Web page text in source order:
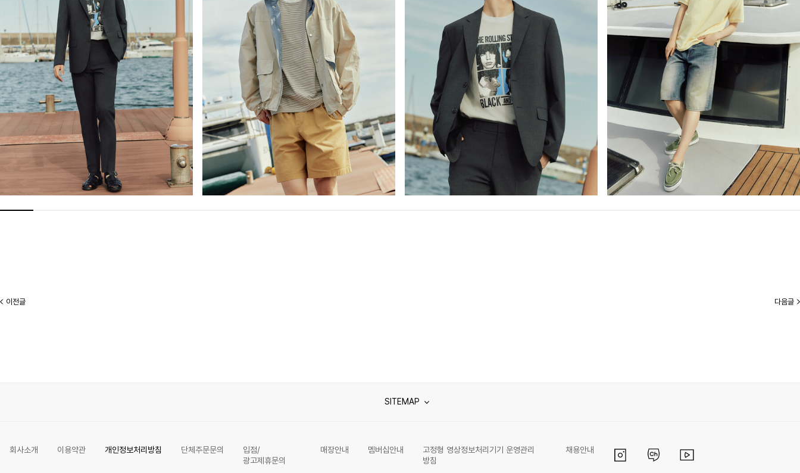
이전글 다음글
SITEMAP
회사소개 이용약관 개인정보처리방침 단체주문문의
입점/
광고제휴문의
매장안내 멤버십안내
고정형 영상정보처리기기 운영관리
방침
채용안내